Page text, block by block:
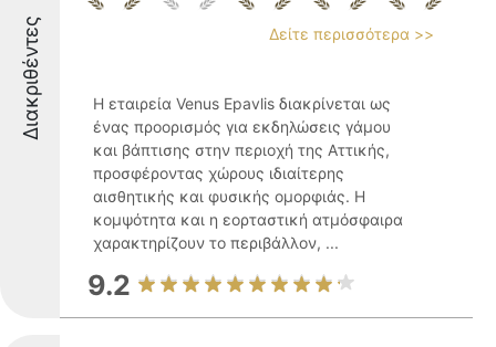
Διακριθέντες Δείτε περισσότερα >>
Η εταιρεία Venus Epavlis διακρίνεται ως
ένας προορισμός για εκδηλώσεις γάμου
και βάπτισης στην περιοχή της Αττικής,
προσφέροντας χώρους ιδιαίτερης
αισθητικής και φυσικής ομορφιάς. Η
κομψότητα και η εορταστική ατμόσφαιρα
χαρακτηρίζουν το περιβάλλον, ...
9.2